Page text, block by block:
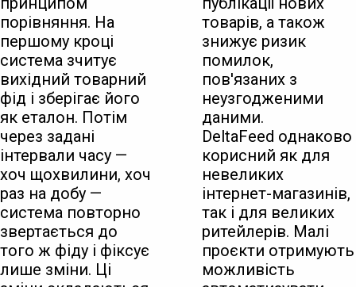
порівняння. На
першому кроці
система зчитує
вихідний товарний
фід і зберігає його
як еталон. Потім
через задані
інтервали часу —
хоч щохвилини, хоч
раз на добу —
система повторно
звертається до
того ж фіду і фіксує
лише зміни. Ці
товарів, а також
знижує ризик
помилок,
пов'язаних з
неузгодженими
даними.
DeltaFeed однаково
корисний як для
невеликих
інтернет-магазинів,
так і для великих
ритейлерів. Малі
проєкти отримують
можливість